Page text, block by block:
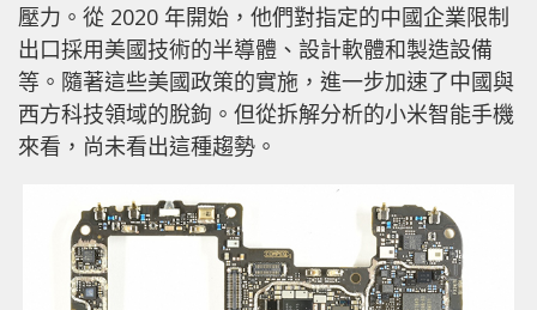
壓力。從 2020 年開始，他們對指定的中國企業限制
出口採用美國技術的半導體、設計軟體和製造設備
等。隨著這些美國政策的實施，進一步加速了中國與
西方科技領域的脫鉤。但從拆解分析的小米智能手機
來看，尚未看出這種趨勢。